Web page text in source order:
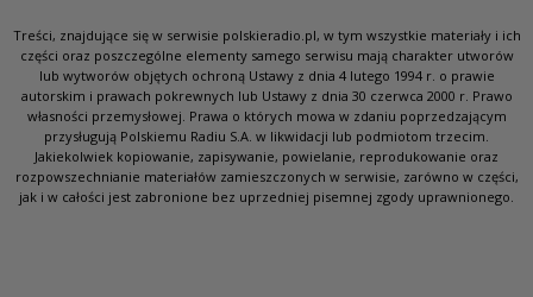
Treści, znajdujące się w serwisie polskieradio.pl, w tym wszystkie materiały i ich
części oraz poszczególne elementy samego serwisu mają charakter utworów
lub wytworów objętych ochroną Ustawy z dnia 4 lutego 1994 r. o prawie
autorskim i prawach pokrewnych lub Ustawy z dnia 30 czerwca 2000 r. Prawo
własności przemysłowej. Prawa o których mowa w zdaniu poprzedzającym
przysługują Polskiemu Radiu S.A. w likwidacji lub podmiotom trzecim.
Jakiekolwiek kopiowanie, zapisywanie, powielanie, reprodukowanie oraz
rozpowszechnianie materiałów zamieszczonych w serwisie, zarówno w części,
jak i w całości jest zabronione bez uprzedniej pisemnej zgody uprawnionego.